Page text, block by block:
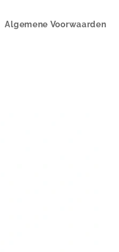
Algemene Voorwaarden